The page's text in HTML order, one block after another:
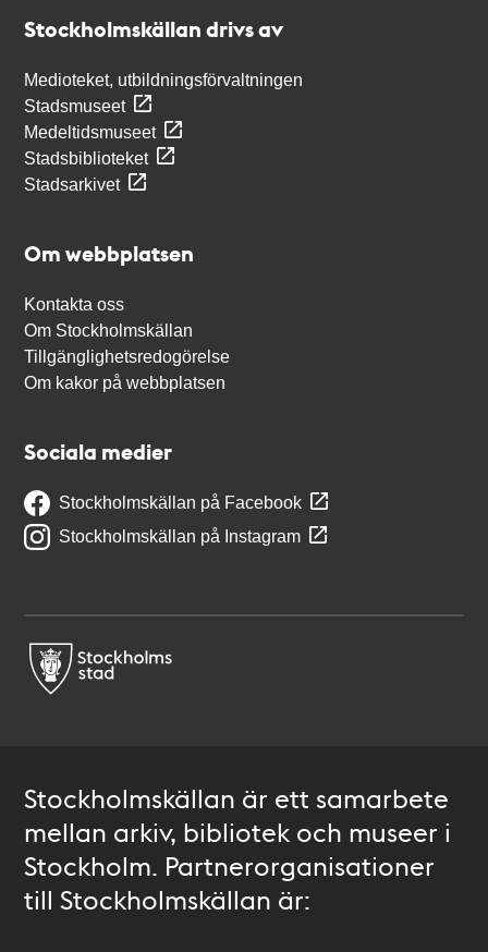
Stockholmskällan drivs av
Medioteket, utbildningsförvaltningen
Stadsmuseet
Medeltidsmuseet
Stadsbiblioteket
Stadsarkivet
Om webbplatsen
Kontakta oss
Om Stockholmskällan
Tillgänglighetsredogörelse
Om kakor på webbplatsen
Sociala medier
Stockholmskällan på Facebook
Stockholmskällan på Instagram
Stockholmskällan är ett samarbete
mellan arkiv, bibliotek och museer i
Stockholm. Partnerorganisationer
till Stockholmskällan är: